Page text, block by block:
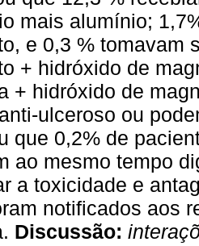
mais alumínio;
e 0,3 % tomavam
+ hidróxido de
+ hidróxido de
ulceroso ou
que 0,2% de
ao mesmo tempo
a toxicidade e
notificados aos
Discussão: